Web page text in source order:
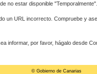
no estar disponible "Temporalmente".
un URL incorrecto. Compruebe y
informar, por favor, hágalo desde
© Gobierno de Canarias